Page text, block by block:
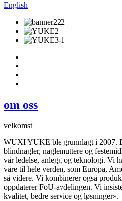
English
om oss
velkomst
WUXI YUKE ble grunnlagt i 2007.
blindnagler, naglemuttere og
vår ledelse, anlegg og teknologi. Vi
våre til hele verden, som Europa,
så videre. Vi kombinerer også
oppdaterer FoU-avdelingen. Vi
kvalitet, bedre service og løsninger».